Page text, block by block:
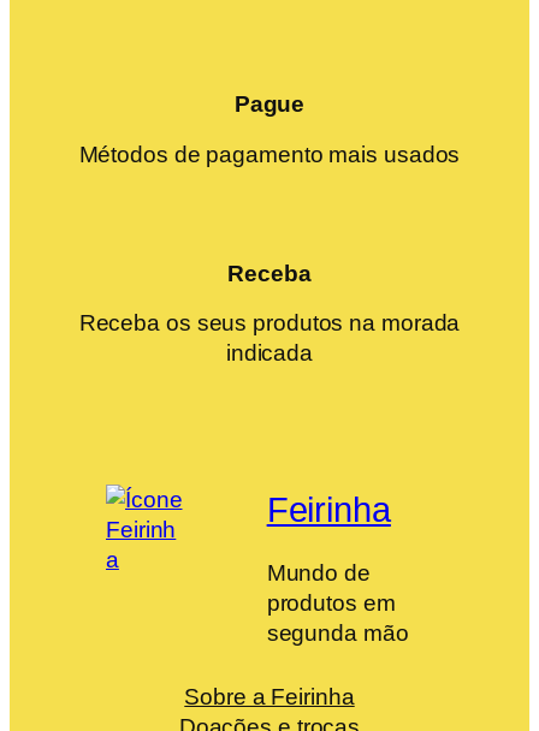
Pague
Métodos de pagamento mais usados
Receba
Receba os seus produtos na morada
indicada
Feirinha
Mundo de
produtos em
segunda mão
Sobre a Feirinha